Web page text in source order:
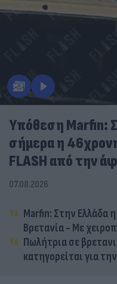
Υπόθεση Marfin:
σήμερα η
FLASH από την
07.08.2026
Marfin: Στην Ελλάδα
Βρετανία - Με
Πωλήτρια σε
κατηγορείται για